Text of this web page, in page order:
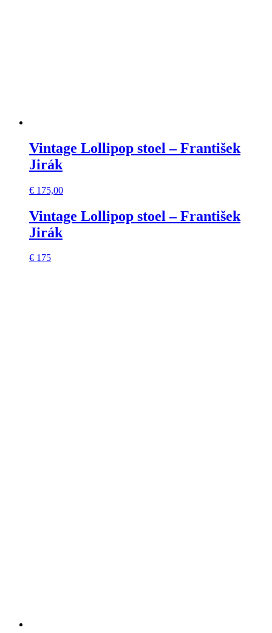
Vintage Lollipop stoel – František
Jirák
€ 175,00
Vintage Lollipop stoel – František
Jirák
€ 175